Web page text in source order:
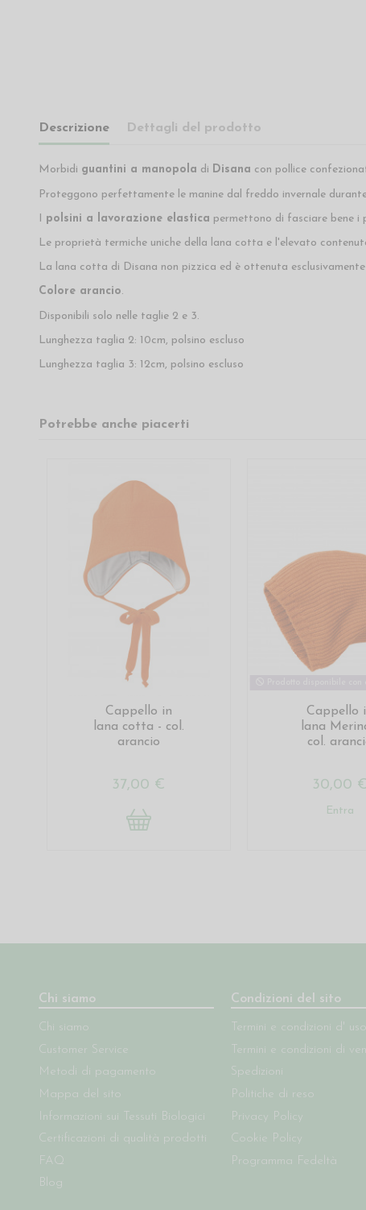
Descrizione Dettagli del prodotto
Morbidi guantini a manopola di Disana con pollice
Proteggono perfettamente le manine dal freddo invernale
polsini a lavorazione elastica permettono di fasciare bene i
Le proprietà termiche uniche della lana cotta e l'elevato
La lana cotta di Disana non pizzica ed è ottenuta
Colore arancio.
Disponibili solo nelle taglie 2 e 3.
Lunghezza taglia 2: 10cm, polsino escluso
Lunghezza taglia 3: 12cm, polsino escluso
Potrebbe anche piacerti
Cappello in
lana cotta - col.
arancio
37,00 €
Cappello
lana
col.
30,00 €
Entra
Chi siamo
Chi siamo
Customer Service
Metodi di pagamento
Mappa del sito
Informazioni sui Tessuti Biologici
Certificazioni di qualità prodotti
FAQ
Blog
Condizioni del sito
Termini e condizioni d' uso
Termini e condizioni di
Spedizioni
Politiche di reso
Privacy Policy
Cookie Policy
Programma Fedeltà